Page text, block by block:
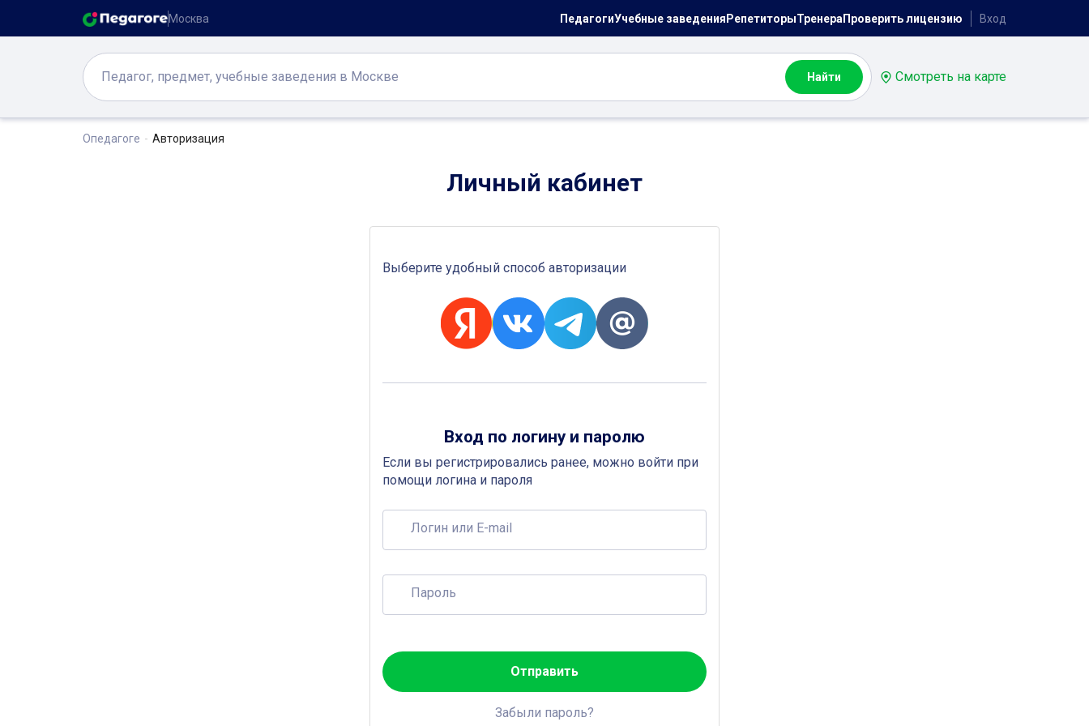
Москва ПедагогиУчебные заведенияРепетиторыТренераПроверить лицензию Вход
Найти Смотреть на карте
Опедагоге Авторизация
Личный кабинет
Выберите удобный способ авторизации
Вход по логину и паролю
Если вы регистрировались ранее, можно войти при
помощи логина и пароля
Логин или E-mail
Пароль
Отправить
Забыли пароль?